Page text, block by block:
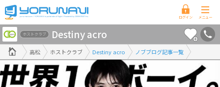
香
川
県
版
高松 ホストクラブ Destiny acro ノブブログ記事一覧
ホストクラブ Destiny acro